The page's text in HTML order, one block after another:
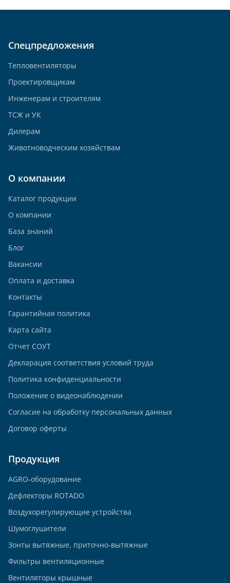
Продукция
AGRO-оборудование
Дефлекторы ROTADO
Воздухорегулирующие устройства
Шумоглушители
Зонты вытяжные, приточно-вытяжные
Фильтры вентиляционные
Вентиляторы крышные
Спецпредложения
Тепловентиляторы
Проектировщикам
Инженерам и строителям
ТСЖ и УК
Дилерам
Животноводческим хозяйствам
О компании
Каталог продукции
О компании
База знаний
Блог
Вакансии
Оплата и доставка
Контакты
Гарантийная политика
Карта сайта
Отчет СОУТ
Декларация соответствия условий труда
Политика конфиденциальности
Положение о видеонаблюдении
Согласие на обработку персональных данных
Договор оферты